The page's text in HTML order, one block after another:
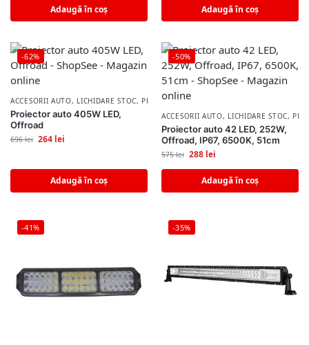
Adaugă în coș Adaugă în coș
-62%
ACCESORII AUTO, LICHIDARE STOC, PROIECTOARE & BECURI AUTO
Proiector auto 405W LED,
Offroad
696lei 264 lei
Adaugă în coș
-50%
ACCESORII AUTO, LICHIDARE STOC,
Proiector auto 42 LED, 252W,
Offroad, IP67, 6500K, 51cm
575lei 288 lei
Adaugă în coș
-41% -35%